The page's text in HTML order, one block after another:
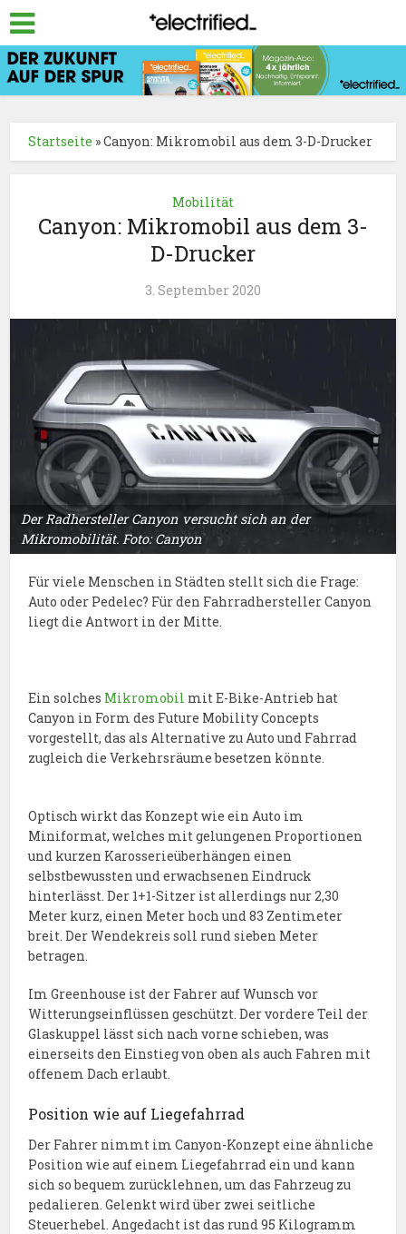
Startseite »Canyon: Mikromobil aus dem 3-D-Drucker
Mobilität
Canyon: Mikromobil aus dem 3-
D-Drucker
3. September 2020
Der Radhersteller Canyon versucht sich an der
Mikromobilität. Foto: Canyon
Für viele Menschen in Städten stellt sich die Frage:
Auto oder Pedelec? Für den Fahrradhersteller Canyon
liegt die Antwort in der Mitte.
Ein solches Mikromobil mit E-Bike-Antrieb hat
Canyon in Form des Future Mobility Concepts
vorgestellt, das als Alternative zu Auto und Fahrrad
zugleich die Verkehrsräume besetzen könnte.
Optisch wirkt das Konzept wie ein Auto im
Miniformat, welches mit gelungenen Proportionen
und kurzen Karosserieüberhängen einen
selbstbewussten und erwachsenen Eindruck
hinterlässt. Der 1+1-Sitzer ist allerdings nur 2,30
Meter kurz, einen Meter hoch und 83 Zentimeter
breit. Der Wendekreis soll rund sieben Meter
betragen.
Im Greenhouse ist der Fahrer auf Wunsch vor
Witterungseinflüssen geschützt. Der vordere Teil der
Glaskuppel lässt sich nach vorne schieben, was
einerseits den Einstieg von oben als auch Fahren mit
offenem Dach erlaubt.
Position wie auf Liegefahrrad
Der Fahrer nimmt im Canyon-Konzept eine ähnliche
Position wie auf einem Liegefahrrad ein und kann
sich so bequem zurücklehnen, um das Fahrzeug zu
pedalieren. Gelenkt wird über zwei seitliche
Steuerhebel. Angedacht ist das rund 95 Kilogramm